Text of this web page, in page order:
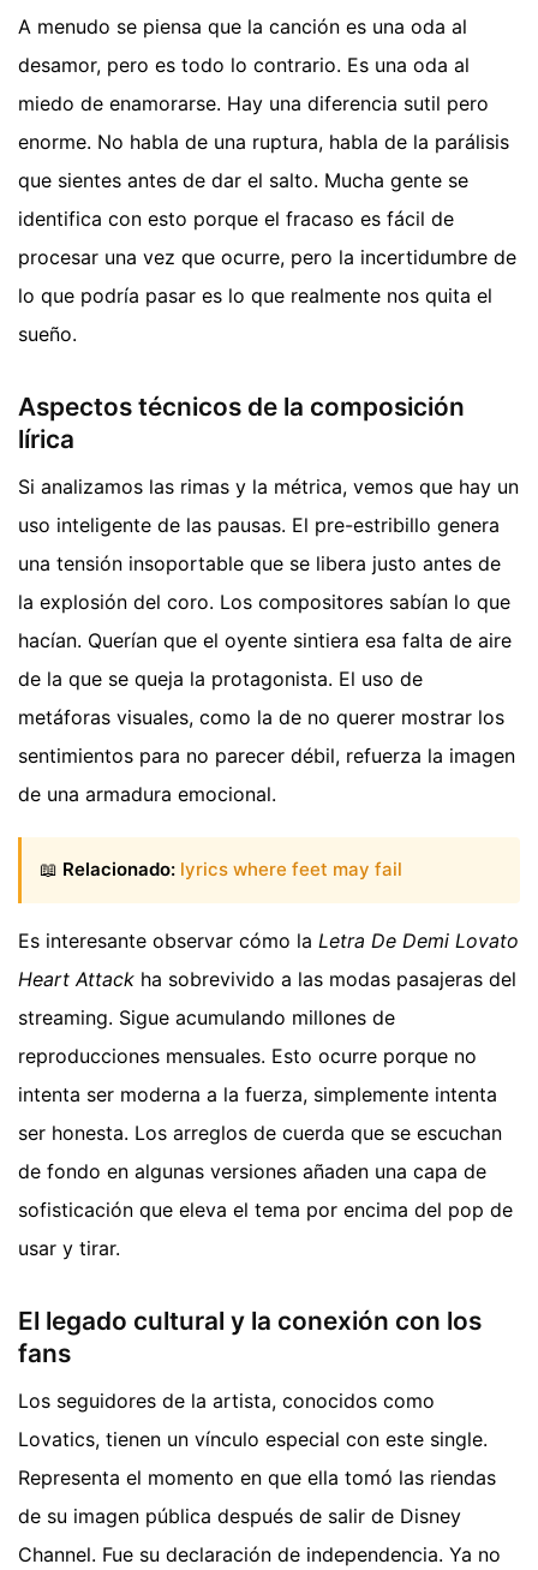
A menudo se piensa que la canción es una oda al
desamor, pero es todo lo contrario. Es una oda al
miedo de enamorarse. Hay una diferencia sutil pero
enorme. No habla de una ruptura, habla de la parálisis
que sientes antes de dar el salto. Mucha gente se
identifica con esto porque el fracaso es fácil de
procesar una vez que ocurre, pero la incertidumbre de
lo que podría pasar es lo que realmente nos quita el
sueño.
Aspectos técnicos de la composición
lírica
Si analizamos las rimas y la métrica, vemos que hay un
uso inteligente de las pausas. El pre-estribillo genera
una tensión insoportable que se libera justo antes de
la explosión del coro. Los compositores sabían lo que
hacían. Querían que el oyente sintiera esa falta de aire
de la que se queja la protagonista. El uso de
metáforas visuales, como la de no querer mostrar los
sentimientos para no parecer débil, refuerza la imagen
de una armadura emocional.
📖 Relacionado: lyrics where feet may fail
Es interesante observar cómo la Letra De Demi Lovato
Heart Attack ha sobrevivido a las modas pasajeras del
streaming. Sigue acumulando millones de
reproducciones mensuales. Esto ocurre porque no
intenta ser moderna a la fuerza, simplemente intenta
ser honesta. Los arreglos de cuerda que se escuchan
de fondo en algunas versiones añaden una capa de
sofisticación que eleva el tema por encima del pop de
usar y tirar.
El legado cultural y la conexión con los
fans
Los seguidores de la artista, conocidos como
Lovatics, tienen un vínculo especial con este single.
Representa el momento en que ella tomó las riendas
de su imagen pública después de salir de Disney
Channel. Fue su declaración de independencia. Ya no